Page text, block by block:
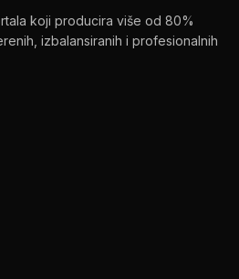
koji producira više od 80%
izbalansiranih i profesionalnih